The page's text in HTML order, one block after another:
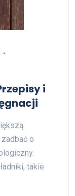
i
o
takie